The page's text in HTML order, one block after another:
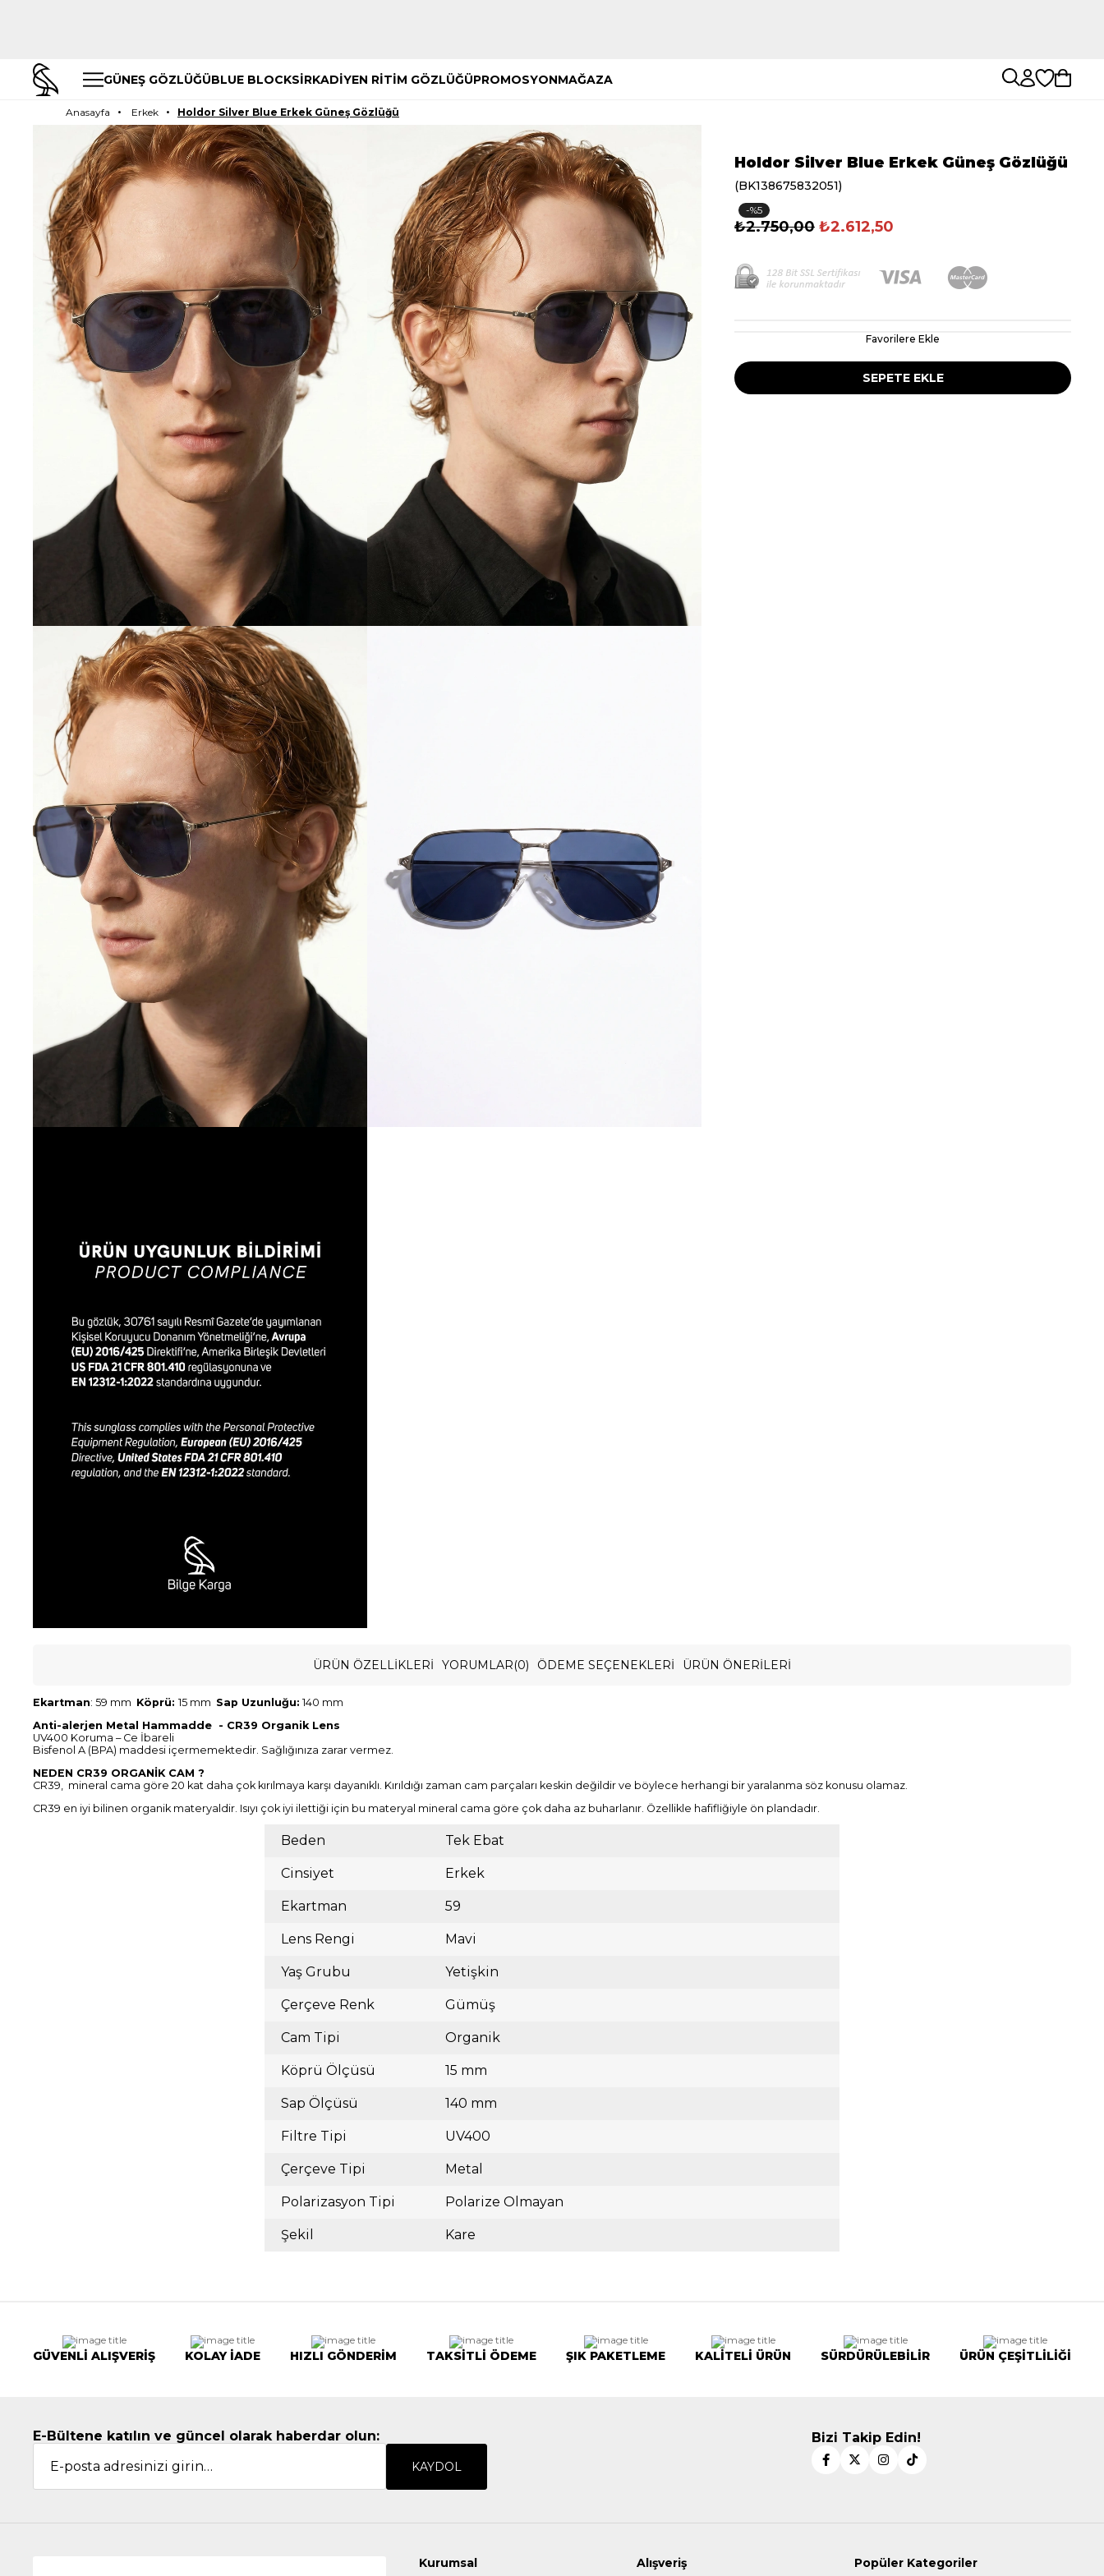
GÜNEŞ GÖZLÜĞÜBLUE BLOCKSİRKADİYEN RİTİM GÖZLÜĞÜPROMOSYONMAĞAZA
Anasayfa Erkek Holdor Silver Blue Erkek Güneş Gözlüğü
Holdor Silver Blue Erkek Güneş Gözlüğü
(BK138675832051)
5
₺2.750,00 ₺2.612,50
Favorilere Ekle
ÜRÜN ÖZELLIKLERI YORUMLAR(0) ÖDEME SEÇENEKLERI ÜRÜN ÖNERILERI
Ekartman: 59 mm Köprü: 15 mm Sap Uzunluğu: 140 mm
Anti-alerjen Metal Hammadde - CR39 Organik Lens
UV400 Koruma – Ce İbareli
Bisfenol A (BPA) maddesi içermemektedir. Sağlığınıza zarar vermez.
NEDEN CR39 ORGANİK CAM ?
CR39, mineral cama göre 20 kat daha çok kırılmaya karşı dayanıklı. Kırıldığı zaman cam parçaları keskin değildir ve böylece herhangi bir yaralanma söz konusu olamaz.
CR39 en iyi bilinen organik materyaldir. Isıyı çok iyi ilettiği için bu materyal mineral cama göre çok daha az buharlanır. Özellikle hafifliğiyle ön plandadır.
Beden Tek Ebat
Cinsiyet Erkek
Ekartman 59
Lens Rengi Mavi
Yaş Grubu Yetişkin
Çerçeve Renk Gümüş
Cam Tipi Organik
Köprü Ölçüsü 15 mm
Sap Ölçüsü 140 mm
Filtre Tipi UV400
Çerçeve Tipi Metal
Polarizasyon Tipi Polarize Olmayan
Şekil Kare
GÜVENLİ ALIŞVERİŞ KOLAY İADE HIZLI GÖNDERİM TAKSİTLİ ÖDEME ŞIK PAKETLEME KALİTELİ ÜRÜN SÜRDÜRÜLEBİLİR ÜRÜN ÇEŞİTLİLİĞİ
E-Bültene katılın ve güncel olarak haberdar olun:
KAYDOL
Bizi Takip Edin!
Kurumsal Alışveriş Popüler Kategoriler